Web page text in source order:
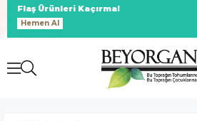
Flaş Ürünleri Kaçırma!
Hemen Al